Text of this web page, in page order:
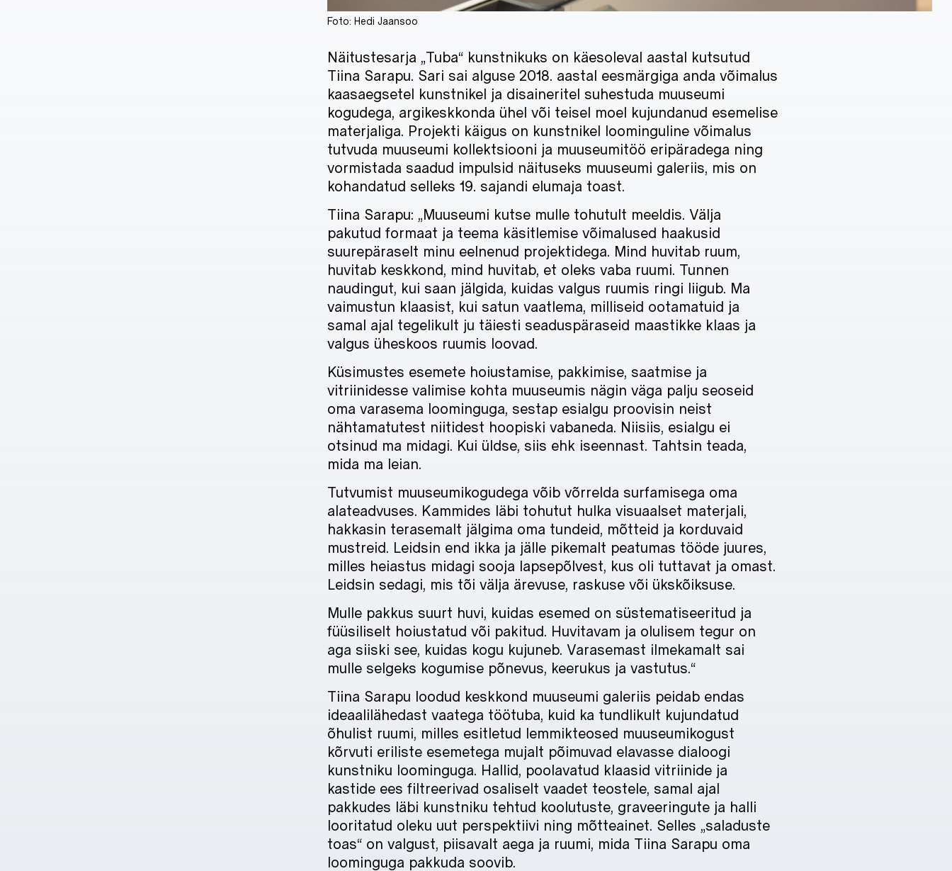
Foto: Hedi Jaansoo
Näitustesarja „Tuba“ kunstnikuks on käesoleval aastal kutsutud
Tiina Sarapu. Sari sai alguse 2018. aastal eesmärgiga anda võimalus
kaasaegsetel kunstnikel ja disaineritel suhestuda muuseumi
kogudega, argikeskkonda ühel või teisel moel kujundanud esemelise
materjaliga. Projekti käigus on kunstnikel loominguline võimalus
tutvuda muuseumi kollektsiooni ja muuseumitöö eripäradega ning
vormistada saadud impulsid näituseks muuseumi galeriis, mis on
kohandatud selleks 19. sajandi elumaja toast.
Tiina Sarapu: „Muuseumi kutse mulle tohutult meeldis. Välja
pakutud formaat ja teema käsitlemise võimalused haakusid
suurepäraselt minu eelnenud projektidega. Mind huvitab ruum,
huvitab keskkond, mind huvitab, et oleks vaba ruumi. Tunnen
naudingut, kui saan jälgida, kuidas valgus ruumis ringi liigub. Ma
vaimustun klaasist, kui satun vaatlema, milliseid ootamatuid ja
samal ajal tegelikult ju täiesti seaduspäraseid maastikke klaas ja
valgus üheskoos ruumis loovad.
Küsimustes esemete hoiustamise, pakkimise, saatmise ja
vitriinidesse valimise kohta muuseumis nägin väga palju seoseid
oma varasema loominguga, sestap esialgu proovisin neist
nähtamatutest niitidest hoopiski vabaneda. Niisiis, esialgu ei
otsinud ma midagi. Kui üldse, siis ehk iseennast. Tahtsin teada,
mida ma leian.
Tutvumist muuseumikogudega võib võrrelda surfamisega oma
alateadvuses. Kammides läbi tohutut hulka visuaalset materjali,
hakkasin terasemalt jälgima oma tundeid, mõtteid ja korduvaid
mustreid. Leidsin end ikka ja jälle pikemalt peatumas tööde juures,
milles heiastus midagi sooja lapsepõlvest, kus oli tuttavat ja omast.
Leidsin sedagi, mis tõi välja ärevuse, raskuse või ükskõiksuse.
Mulle pakkus suurt huvi, kuidas esemed on süstematiseeritud ja
füüsiliselt hoiustatud või pakitud. Huvitavam ja olulisem tegur on
aga siiski see, kuidas kogu kujuneb. Varasemast ilmekamalt sai
mulle selgeks kogumise põnevus, keerukus ja vastutus.“
Tiina Sarapu loodud keskkond muuseumi galeriis peidab endas
ideaalilähedast vaatega töötuba, kuid ka tundlikult kujundatud
õhulist ruumi, milles esitletud lemmikteosed muuseumikogust
kõrvuti eriliste esemetega mujalt põimuvad elavasse dialoogi
kunstniku loominguga. Hallid, poolavatud klaasid vitriinide ja
kastide ees filtreerivad osaliselt vaadet teostele, samal ajal
pakkudes läbi kunstniku tehtud koolutuste, graveeringute ja halli
looritatud oleku uut perspektiivi ning mõtteainet. Selles „saladuste
toas“ on valgust, piisavalt aega ja ruumi, mida Tiina Sarapu oma
loominguga pakkuda soovib.